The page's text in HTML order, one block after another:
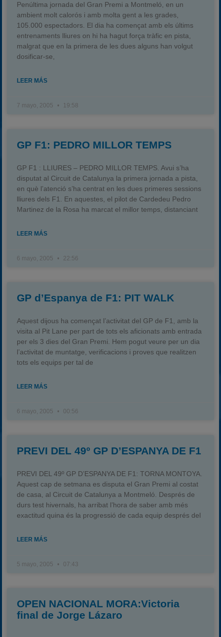
Penúltima jornada del Gran Premi a Montmeló, en un
ambient molt calorós i amb molta gent a les grades,
105.000 espectadors. El dia ha començat amb els últims
entrenaments lliures on hi ha hagut força tràfic en pista,
malgrat que en la primera de les dues alguns han volgut
dosificar-se,
LEER MÁS
7 mayo, 2005 19:58
GP F1: PEDRO MILLOR TEMPS
GP F1 : LLIURES – PEDRO MILLOR TEMPS. Avui s’ha
disputat al Circuit de Catalunya la primera jornada a pista,
en què l’atenció s’ha centrat en les dues primeres sessions
lliures dels F1. En aquestes, el pilot de Cardedeu Pedro
Martinez de la Rosa ha marcat el millor temps, distanciant
LEER MÁS
6 mayo, 2005 22:56
GP d’Espanya de F1: PIT WALK
Aquest dijous ha començat l’activitat del GP de F1, amb la
visita al Pit Lane per part de tots els aficionats amb entrada
per els 3 dies del Gran Premi. Hem pogut veure per un dia
l’activitat de muntatge, verificacions i proves que realitzen
tots els equips per tal de
LEER MÁS
6 mayo, 2005 00:56
PREVI DEL 49º GP D’ESPANYA DE F1
PREVI DEL 49º GP D’ESPANYA DE F1: TORNA MONTOYA.
Aquest cap de setmana es disputa el Gran Premi al costat
de casa, al Circuit de Catalunya a Montmeló. Després de
durs test hivernals, ha arribat l’hora de saber amb més
exactitud quina és la progressió de cada equip després del
LEER MÁS
5 mayo, 2005 07:43
OPEN NACIONAL MORA:Victoria
final de Jorge Lázaro